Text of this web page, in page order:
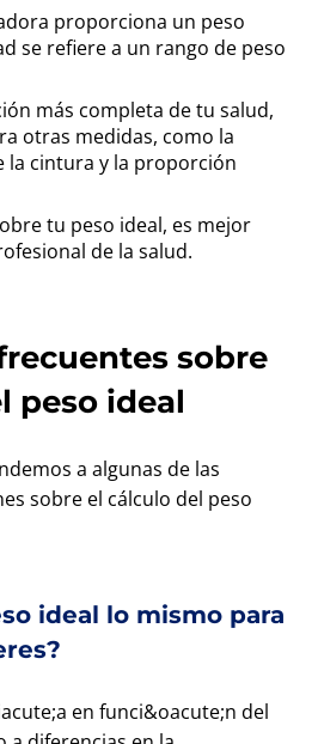
proporciona un peso
se refiere a un rango de peso
más completa de tu salud,
otras medidas, como la
la cintura y la proporción
tu peso ideal, es mejor
de la salud.
sobre
peso ideal
a algunas de las
sobre el cálculo del peso
ideal lo mismo para
en funci&oacute;n del